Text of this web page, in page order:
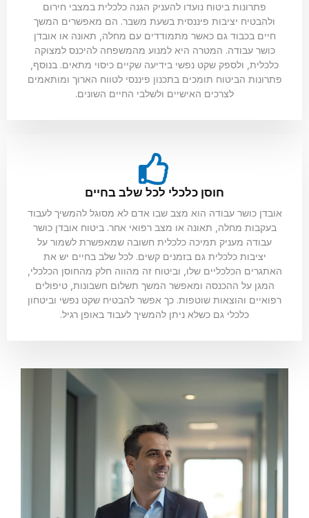
פתרונות ביטוח נועדו להעניק הגנה כלכלית במצבי חירום
ולהבטיח יציבות פיננסית בשעת משבר. הם מאפשרים המשך
חיים בכבוד גם כאשר מתמודדים עם מחלה, תאונה או אובדן
כושר עבודה. המטרה היא למנוע מהמשפחה להיכנס למצוקה
כלכלית, ולספק שקט נפשי בידיעה שקיים כיסוי מתאים. בנוסף,
פתרונות הביטוח תומכים בתכנון פיננסי לטווח הארוך ומותאמים
לצרכים האישיים ולשלבי החיים השונים.
חוסן כלכלי לכל שלב בחיים
אובדן כושר עבודה הוא מצב שבו אדם לא מסוגל להמשיך לעבוד
בעקבות מחלה, תאונה או מצב רפואי אחר. ביטוח אובדן כושר
עבודה מעניק תמיכה כלכלית חשובה שמאפשרת לשמור על
יציבות כלכלית גם בזמנים קשים. לכל שלב בחיים יש את
האתגרים הכלכליים שלו, וביטוח זה מהווה חלק מהחוסן הכלכלי,
המגן על ההכנסה ומאפשר המשך תשלום חשבונות, טיפולים
רפואיים והוצאות שוטפות. כך אפשר להבטיח שקט נפשי וביטחון
כלכלי גם כשלא ניתן להמשיך לעבוד באופן רגיל.